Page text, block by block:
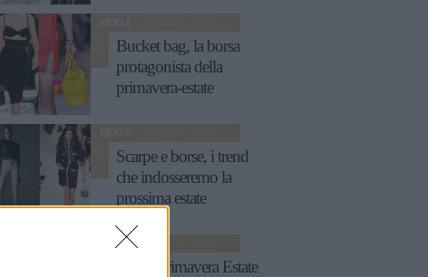
MODA
Bucket bag, la borsa
protagonista della
primavera-estate
MODA
Scarpe e borse, i trend
che indosseremo la
prossima estate
MODA
Moda Primavera Estate